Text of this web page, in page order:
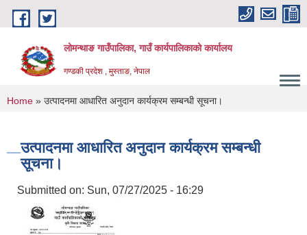
Skip to main content
लोमन्थाङ गाउँपालिका, गाउँ कार्यपालिकाको कार्यालय
गण्डकी प्रदेश , मुस्ताङ, नेपाल
You are here
Home » उत्पादनमा आधारित अनुदान कार्यक्रम सम्बन्धी सूचना।
उत्पादनमा आधारित अनुदान कार्यक्रम सम्बन्धी
सूचना।
Submitted on: Sun, 07/27/2025 - 16:29